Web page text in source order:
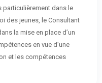
particulièrement dans le
des jeunes, le Consultant
la mise en place d’un
en vue d’une
et les compétences